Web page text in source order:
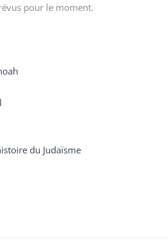
pour le moment.
du Judaïsme